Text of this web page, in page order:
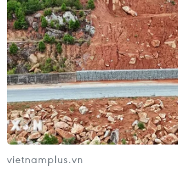
cướp ngân hàng ở Bình
17/04/2023 11:00
Đối tượng Nguyễn Tấn Phát
đang nợ 20 triệu đồng nên đã
vụ cướp ngân hàng tại Bình
xài.
vietnamplus.vn